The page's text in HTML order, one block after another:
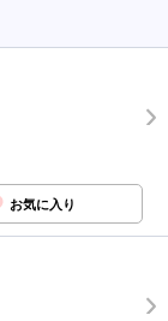
お気に入り